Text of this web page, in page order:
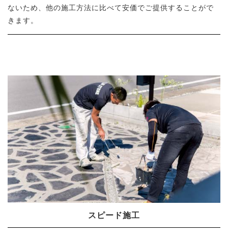
ないため、他の施工方法に比べて安価でご提供することがで
きます。
スピード施工